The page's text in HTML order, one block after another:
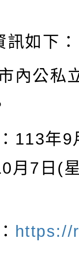
如下：
內公私
113年9
月 7 日 (
https://